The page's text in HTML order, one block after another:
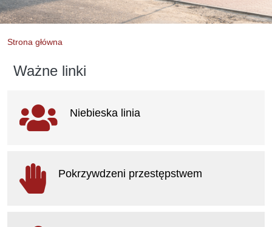
Strona główna
Ważne linki
Ważne
linki
Niebieska linia
nowym
Pokrzywdzeni przestępstwem